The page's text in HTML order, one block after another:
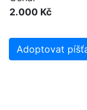
2.000 Kč
Adoptovat